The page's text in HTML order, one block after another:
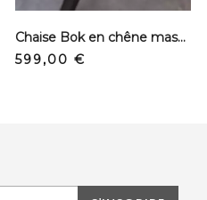
Chaise Bok en chêne massif - Noir
Prix
599,00 €